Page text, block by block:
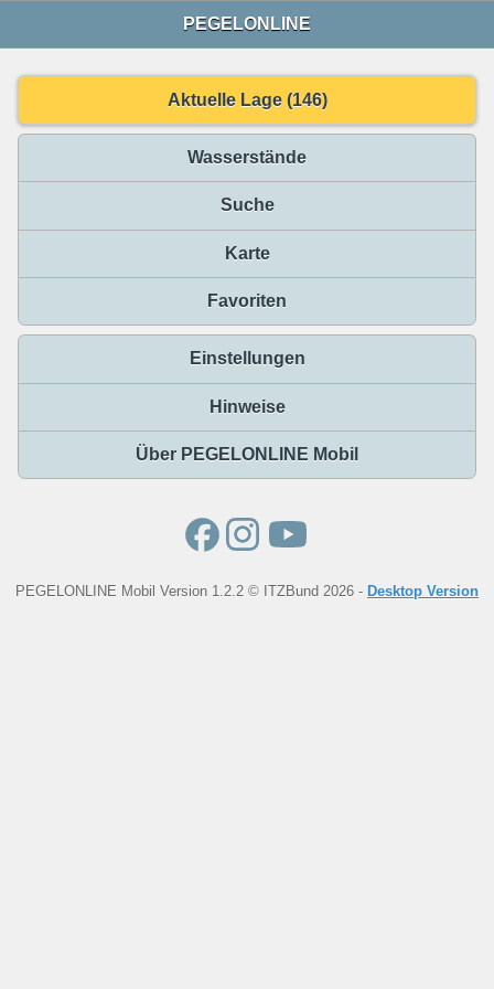
PEGELONLINE
Aktuelle Lage (146)
Wasserstände
Suche
Karte
Favoriten
Einstellungen
Hinweise
Über PEGELONLINE Mobil
PEGELONLINE Mobil Version 1.2.2 © ITZBund 2026 - Desktop Version